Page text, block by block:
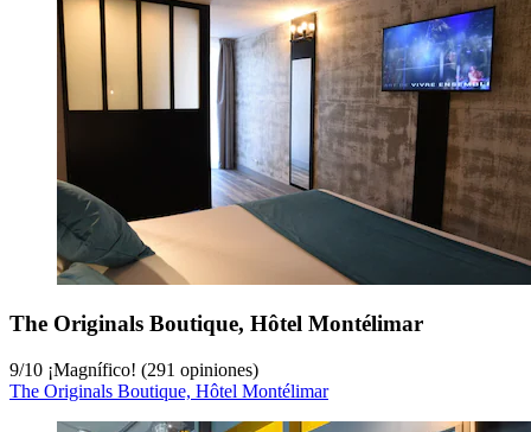
The Originals Boutique, Hôtel Montélimar
9/10 ¡Magnífico! (291 opiniones)
The Originals Boutique, Hôtel Montélimar